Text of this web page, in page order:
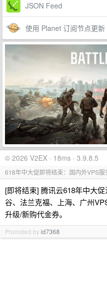
JSON Feed
使用 Planet 订阅节点更新
© 2026 V2EX · 18ms · 3.9.8.5
618年中大促即将结束：国内外VPS
[即将结束] 腾讯云618年中大
谷、法兰克福、上海、广州
升级/新购代金券。
Promoted byid7368